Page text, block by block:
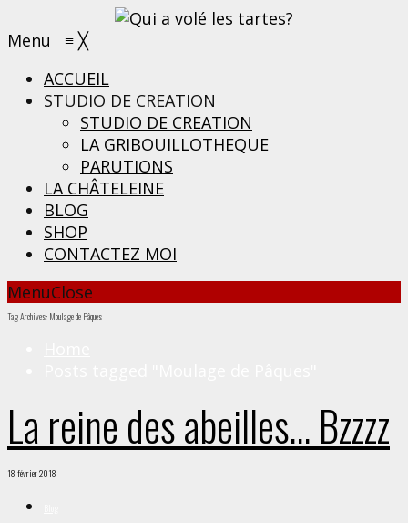
Menu ≡ ╳
ACCUEIL
STUDIO DE CREATION
STUDIO DE CREATION
LA GRIBOUILLOTHEQUE
PARUTIONS
LA CHÂTELEINE
BLOG
SHOP
CONTACTEZ MOI
MenuClose
Tag Archives: Moulage de Pâques
La reine des abeilles… Bzzzz
18 février 2018